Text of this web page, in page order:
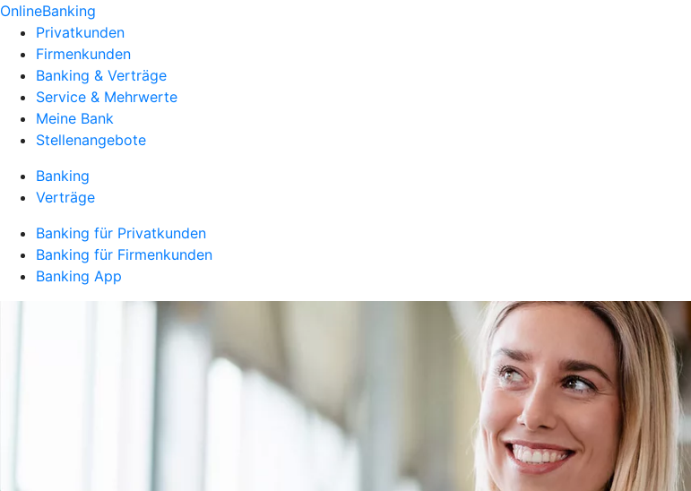
OnlineBanking
Privatkunden
Firmenkunden
Banking & Verträge
Service & Mehrwerte
Meine Bank
Stellenangebote
Banking
Verträge
Banking für Privatkunden
Banking für Firmenkunden
Banking App